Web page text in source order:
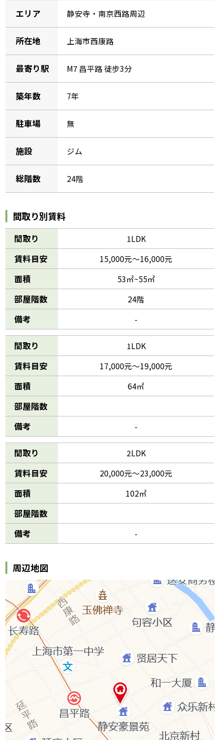
エリア 静安寺・南京西路周辺
所在地 上海市西康路
最寄り駅 M7 昌平路 徒步3分
築年数 7年
駐車場 無
施設 ジム
総階数 24階
間取り別賃料
間取り 1LDK
賃料目安 15,000元～16,000元
面積 53㎡~55㎡
部屋階数 24階
備考 -
間取り 1LDK
賃料目安 17,000元～19,000元
面積 64㎡
部屋階数
備考
-
間取り 2LDK
賃料目安 20,000元～23,000元
面積 102㎡
部屋階数
備考
-
周辺地図